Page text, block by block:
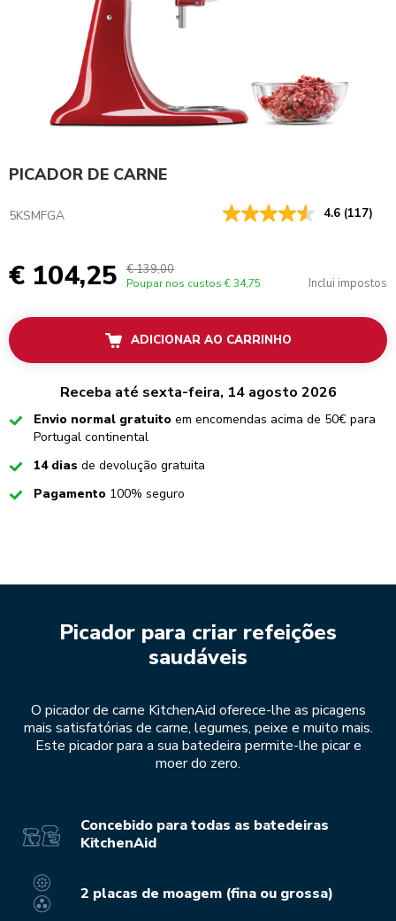
PICADOR DE CARNE
5KSMFGA 4.6 (117)
€ 104,25 € 139,00
Poupar nos custos € 34,75 Inclui impostos
ADICIONAR AO CARRINHO
Receba até sexta-feira, 14 agosto 2026
CheckedEnvio normal gratuito em encomendas acima de 50€ para
Portugal continental
Checked
14 dias de devolução gratuita
CheckedPagamento 100% seguro
Picador para criar refeições
saudáveis
O picador de carne KitchenAid oferece-lhe as picagens
mais satisfatórias de carne, legumes, peixe e muito mais.
Este picador para a sua batedeira permite-lhe picar e
moer do zero.
Concebido para todas as batedeiras
KitchenAid
2 placas de moagem (fina ou grossa)